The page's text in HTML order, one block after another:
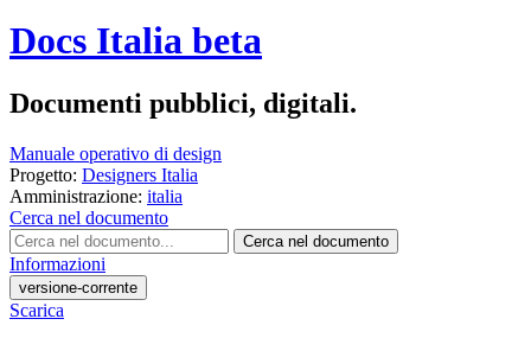
Docs Italia beta
Documenti pubblici, digitali.
Manuale operativo di design
Progetto: Designers Italia
Amministrazione: italia
Cerca nel documento
Cerca nel documento
Informazioni
versione-corrente
Scarica